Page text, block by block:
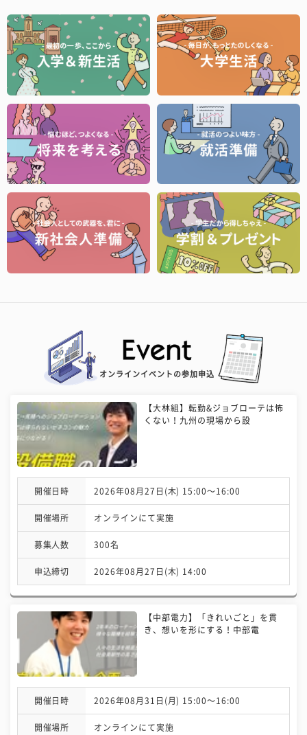
オンラインイベントの参加申込
【大林組】転勤&ジョブローテは怖
くない！九州の現場から設
開催日時 2026年08月27日(木) 15:00〜16:00
開催場所 オンラインにて実施
募集人数 300名
申込締切 2026年08月27日(木) 14:00
【中部電力】「きれいごと」を貫
き、想いを形にする！中部電
開催日時 2026年08月31日(月) 15:00〜16:00
開催場所 オンラインにて実施